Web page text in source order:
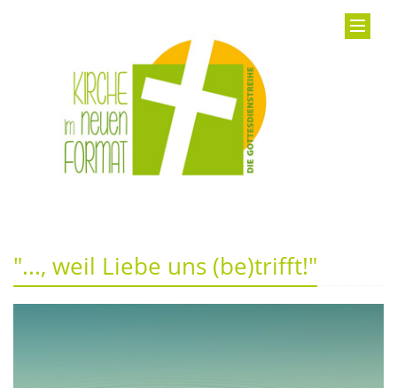
"..., weil Liebe uns (be)trifft!"